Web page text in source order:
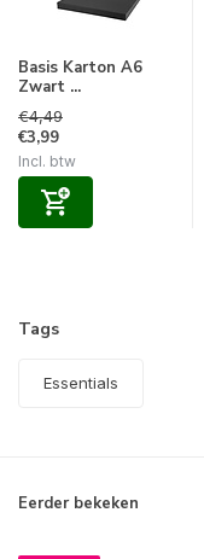
Basis Karton A6
Zwart ...
€4,49
€3,99
Incl. btw
Tags
Essentials
Eerder bekeken